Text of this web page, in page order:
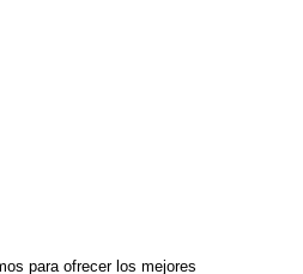
para ofrecer los mejores